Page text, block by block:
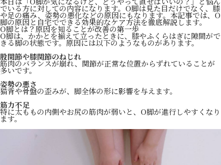
でいる方に対しての内容になります。O脚は見た目だけでなく、膝
や足の痛み、姿勢の悪化などの原因にもなります。本記事では、O
脚の原因と自宅でできる効果的なケア方法を徹底解説します。
O脚とは？原因を知ることが改善の第一歩
O脚は、かかとを揃えて立ったときに、膝やふくらはぎに隙間がで
きる脚の状態です。原因には以下のようなものがあります。
股関節や膝関節のねじれ
筋肉のバランスが崩れ、関節が正常な位置からずれていることが
多いです。
姿勢の悪さ
猫背や骨盤の歪みが、脚全体の形に影響を与えます。
筋力不足
特に太ももの内側やお尻の筋肉が弱いと、O脚が進行しやすくなり
ます。